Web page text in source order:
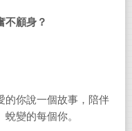
不顧身？
的你說一個故事，陪伴
變的每個你。